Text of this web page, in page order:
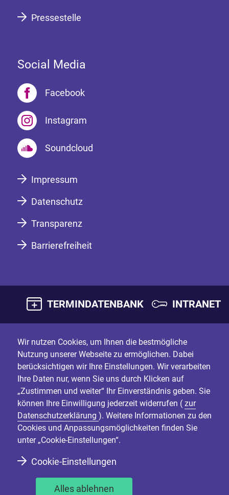
Pressestelle
Social Media
Facebook
Instagram
Soundcloud
Impressum
Datenschutz
Transparenz
Barrierefreiheit
TERMINDATENBANK INTRANET
Wir nutzen Cookies, um Ihnen die bestmögliche
Nutzung unserer Webseite zu ermöglichen. Dabei
berücksichtigen wir Ihre Einstellungen. Wir verarbeiten
Ihre Daten nur, wenn Sie uns durch Klicken auf
„Zustimmen und weiter“ Ihr Einverständnis geben. Sie
können Ihre Einwilligung jederzeit widerrufen ( zur
Datenschutzerklärung ). Weitere Informationen zu den
Cookies und Anpassungsmöglichkeiten finden Sie
unter „Cookie-Einstellungen“.
Cookie-Einstellungen
Alles ablehnen